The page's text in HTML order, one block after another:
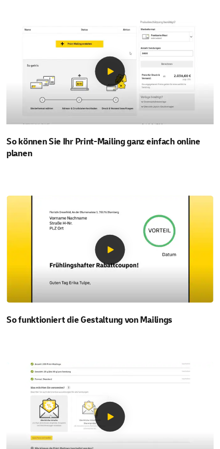
So können Sie Ihr Print-Mailing ganz einfach online
planen
So funktioniert die Gestaltung von Mailings